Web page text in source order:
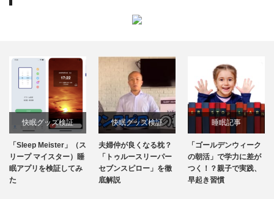
快眠グッズ検証
「Sleep Meister」（ス
リープ マイスター）睡
眠アプリを検証してみ
た
快眠グッズ検証
夫婦仲が良くなる枕？
「トゥルースリーパー
セブンスピロー」を徹
底解説
睡眠記事
「ゴールデンウィーク
の朝活」で学力に差が
つく！？親子で実践、
早起き習慣